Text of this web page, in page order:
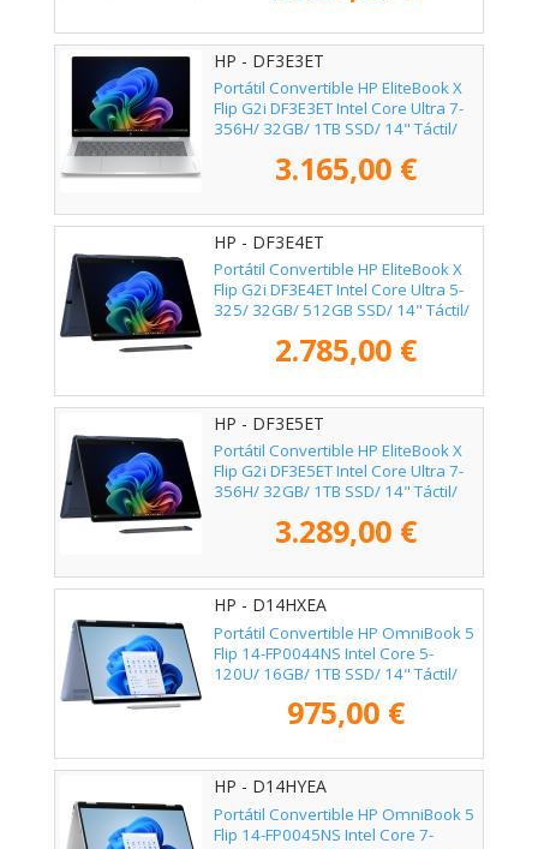
HP - DF3E3ET
Portátil Convertible HP EliteBook X
Flip G2i DF3E3ET Intel Core Ultra 7-
356H/ 32GB/ 1TB SSD/ 14" Táctil/
3.165,00 €
HP - DF3E4ET
Portátil Convertible HP EliteBook X
Flip G2i DF3E4ET Intel Core Ultra 5-
325/ 32GB/ 512GB SSD/ 14" Táctil/
2.785,00 €
HP - DF3E5ET
Portátil Convertible HP EliteBook X
Flip G2i DF3E5ET Intel Core Ultra 7-
356H/ 32GB/ 1TB SSD/ 14" Táctil/
3.289,00 €
HP - D14HXEA
Portátil Convertible HP OmniBook 5
Flip 14-FP0044NS Intel Core 5-
120U/ 16GB/ 1TB SSD/ 14" Táctil/
975,00 €
HP - D14HYEA
Portátil Convertible HP OmniBook 5
Flip 14-FP0045NS Intel Core 7-